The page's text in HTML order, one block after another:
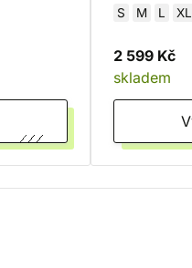
S M L XL
2 599 Kč
skladem